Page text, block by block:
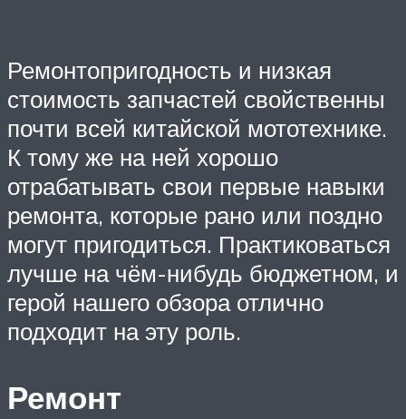
Ремонтопригодность и низкая
стоимость запчастей свойственны
почти всей китайской мототехнике.
К тому же на ней хорошо
отрабатывать свои первые навыки
ремонта, которые рано или поздно
могут пригодиться. Практиковаться
лучше на чём-нибудь бюджетном, и
герой нашего обзора отлично
подходит на эту роль.
Ремонт